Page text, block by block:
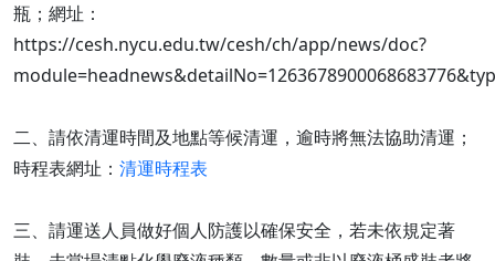
瓶；網址：
https://cesh.nycu.edu.tw/cesh/ch/app/news/doc?
二、請依清運時間及地點等候清運，逾時將無法協助清運；
時程表網址： 清運時程表
三、請運送人員做好個人防護以確保安全，若未依規定著